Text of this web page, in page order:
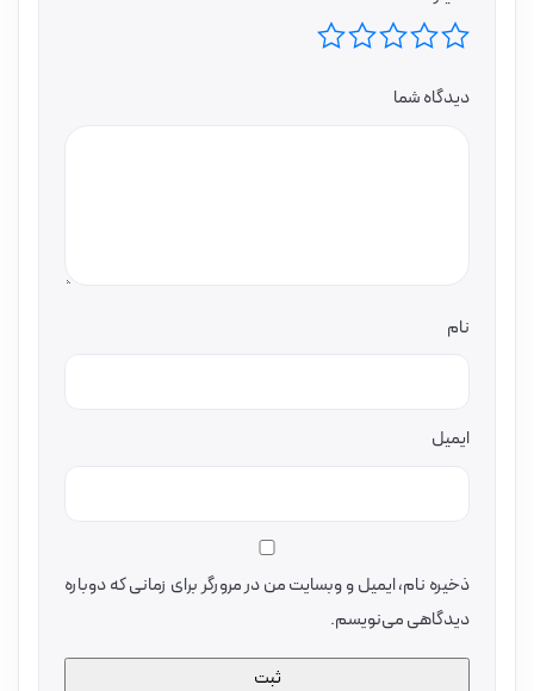
دیدگاه شما
نام
ایمیل
ذخیره نام، ایمیل و وبسایت من در مرورگر برای زمانی که دوباره
دیدگاهی می‌نویسم.